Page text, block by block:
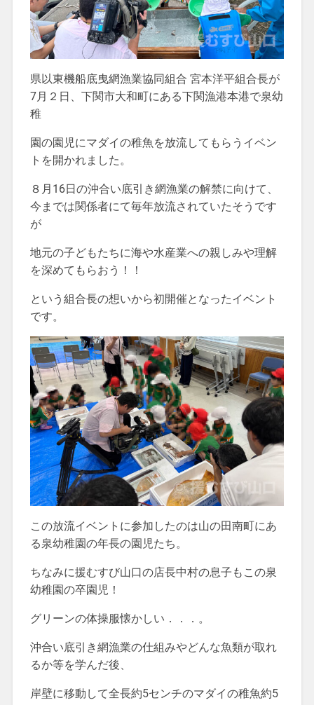
県以東機船底曳網漁業協同組合 宮本洋平組合長が
7月２日、下関市大和町にある下関漁港本港で泉幼
稚
園の園児にマダイの稚魚を放流してもらうイベン
トを開かれました。
８月16日の沖合い底引き網漁業の解禁に向けて、
今までは関係者にて毎年放流されていたそうです
が
地元の子どもたちに海や水産業への親しみや理解
を深めてもらおう！！
という組合長の想いから初開催となったイベント
です。
この放流イベントに参加したのは山の田南町にあ
る泉幼稚園の年長の園児たち。
ちなみに援むすび山口の店長中村の息子もこの泉
幼稚園の卒園児！
グリーンの体操服懐かしい．．．。
沖合い底引き網漁業の仕組みやどんな魚類が取れ
るか等を学んだ後、
岸壁に移動して全長約5センチのマダイの稚魚約5